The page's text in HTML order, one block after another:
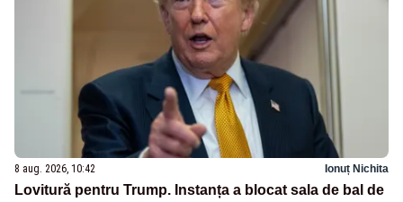
8 aug. 2026, 10:42 Ionuț Nichita
Lovitură pentru Trump. Instanța a blocat sala de bal de